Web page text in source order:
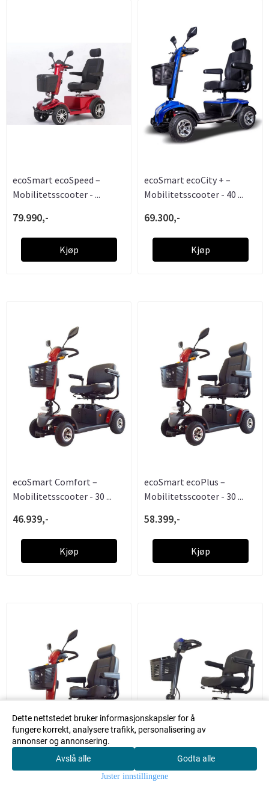
Søk
ecoSmart ecoSpeed –
Mobilitetsscooter - ...
79.990,-
Kjøp
ecoSmart ecoCity + –
Mobilitetsscooter - 40 ...
69.300,-
Kjøp
ecoSmart Comfort –
Mobilitetsscooter - 30 ...
46.939,-
Kjøp
ecoSmart ecoPlus –
Mobilitetsscooter - 30 ...
58.399,-
Kjøp
ecoMini – Komfortabel og
Dette nettstedet bruker informasjonskapsler for å
fungere korrekt, analysere trafikk, personalisering av
annonser og annonsering.
Avslå alle
Godta alle
Juster innstillingene